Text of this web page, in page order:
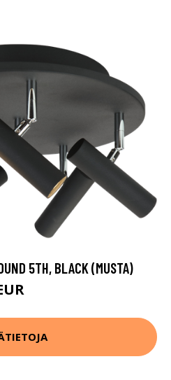
5TH, BLACK (MUSTA)